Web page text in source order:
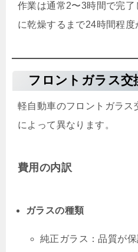
作業は通常2〜3時間で完
に乾燥するまで24時間程度
フロントガラス交
軽自動車のフロントガラス
によって異なります。
費用の内訳
ガラスの種類
純正ガラス：品質が